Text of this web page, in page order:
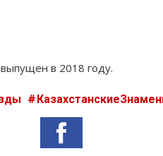
в 2018 году.